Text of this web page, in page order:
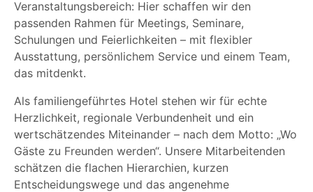
Veranstaltungsbereich: Hier schaffen wir den
passenden Rahmen für Meetings, Seminare,
Schulungen und Feierlichkeiten – mit flexibler
Ausstattung, persönlichem Service und einem Team,
das mitdenkt.
Als familiengeführtes Hotel stehen wir für echte
Herzlichkeit, regionale Verbundenheit und ein
wertschätzendes Miteinander – nach dem Motto: „Wo
Gäste zu Freunden werden“. Unsere Mitarbeitenden
schätzen die flachen Hierarchien, kurzen
Entscheidungswege und das angenehme